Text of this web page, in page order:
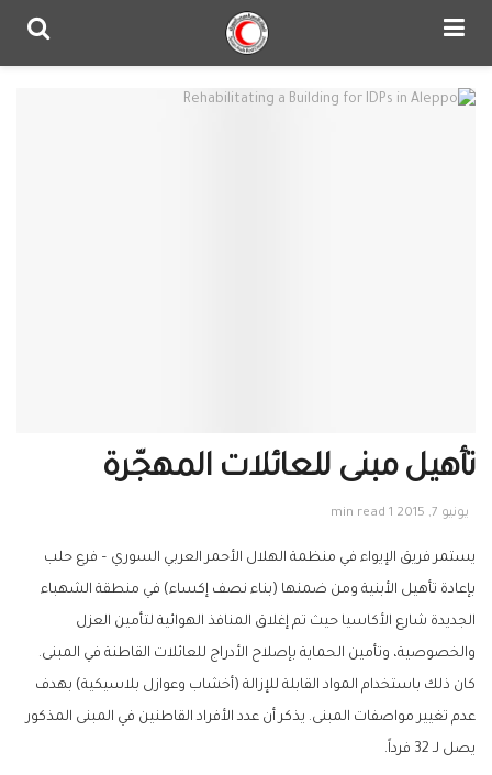
تأهيل مبنى للعائلات المهجّرة
يونيو 7, 2015 1 min read
يستمر فريق الإيواء في منظمة الهلال الأحمر العربي السوري – فرع حلب
بإعادة تأهيل الأبنية ومن ضمنها (بناء نصف إكساء) في منطقة الشهباء
الجديدة شارع الأكاسيا حيث تم إغلاق المنافذ الهوائية لتأمين العزل
والخصوصية، وتأمين الحماية بإصلاح الأدراج للعائلات القاطنة في المبنى.
كان ذلك باستخدام المواد القابلة للإزالة (أخشاب وعوازل بلاسيكية) بهدف
عدم تغيير مواصفات المبنى. يذكر أن عدد الأفراد القاطنين في المبنى المذكور
يصل لـ 32 فرداً.